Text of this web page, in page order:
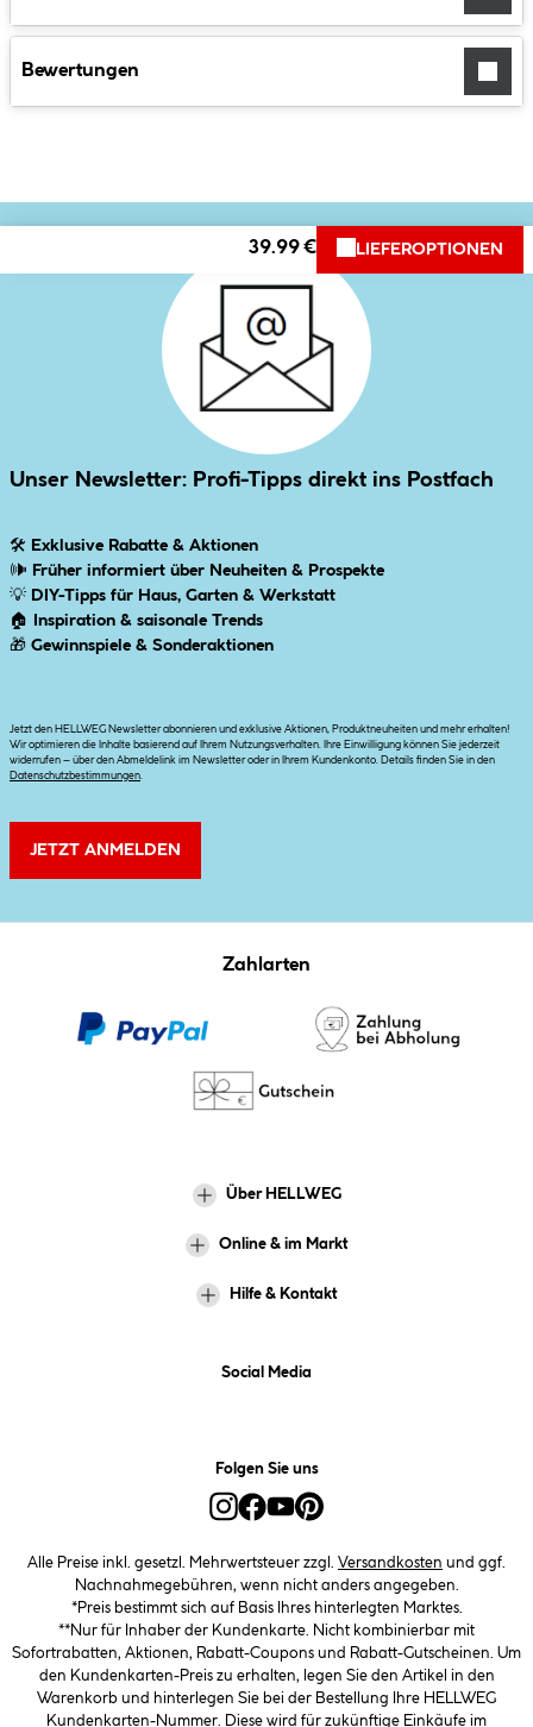
Bewertungen
39.99 € LIEFEROPTIONEN
Unser Newsletter: Profi-Tipps direkt ins Postfach
🛠 Exklusive Rabatte & Aktionen
🕪 Früher informiert über Neuheiten & Prospekte
💡 DIY-Tipps für Haus, Garten & Werkstatt
🏠
Inspiration & saisonale Trends
🎁 Gewinnspiele & Sonderaktionen
Jetzt den HELLWEG Newsletter abonnieren und exklusive Aktionen, Produktneuheiten und mehr erhalten!
Wir optimieren die Inhalte basierend auf Ihrem Nutzungsverhalten. Ihre Einwilligung können Sie jederzeit
widerrufen – über den Abmeldelink im Newsletter oder in Ihrem Kundenkonto. Details finden Sie in den
Datenschutzbestimmungen
JETZT ANMELDEN
Zahlarten
Über HELLWEG
Online & im Markt
Hilfe & Kontakt
Social Media
Folgen Sie uns
Alle Preise inkl. gesetzl. Mehrwertsteuer zzgl. Versandkosten und ggf.
Nachnahmegebühren, wenn nicht anders angegeben.
*Preis bestimmt sich auf Basis Ihres hinterlegten Marktes.
**Nur für Inhaber der Kundenkarte. Nicht kombinierbar mit
Sofortrabatten, Aktionen, Rabatt-Coupons und Rabatt-Gutscheinen. Um
den Kundenkarten-Preis zu erhalten, legen Sie den Artikel in den
Warenkorb und hinterlegen Sie bei der Bestellung Ihre HELLWEG
Kundenkarten-Nummer. Diese wird für zukünftige Einkäufe im